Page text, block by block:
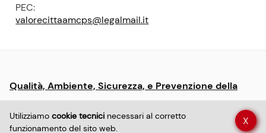
Utilizziamo cookie tecnici necessari al corretto
funzionamento del sito web.
X
PEC:
valorecittaamcps@legalmail.it
informative
e
policy
Qualità, Ambiente, Sicurezza, e Prevenzione della
Corruzione